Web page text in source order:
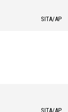
SITA/AP
SITA/AP